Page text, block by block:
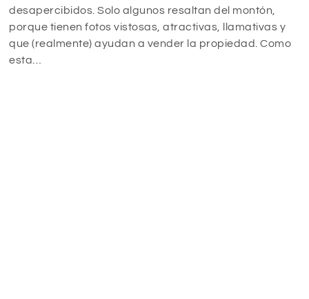
desapercibidos. Solo algunos resaltan del montón,
porque tienen fotos vistosas, atractivas, llamativas y
que (realmente) ayudan a vender la propiedad. Como
esta…